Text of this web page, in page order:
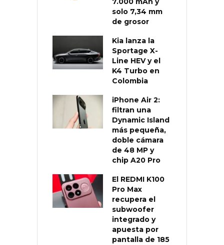
solo 7,34 mm
de grosor
Kia lanza la
Sportage X-
Line HEV y el
K4 Turbo en
Colombia
iPhone Air 2:
filtran una
Dynamic Island
más pequeña,
doble cámara
de 48 MP y
chip A20 Pro
El REDMI K100
Pro Max
recupera el
subwoofer
integrado y
apuesta por
pantalla de 185